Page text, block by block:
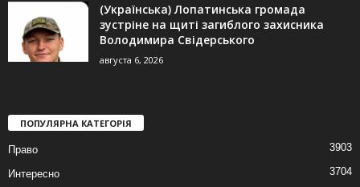
(Українська) Лопатинська громада
зустріне на щиті загиблого захисника
Володимира Свідерського
августа 6, 2026
ПОПУЛЯРНА КАТЕГОРІЯ
Право 3903
Интересно 3704